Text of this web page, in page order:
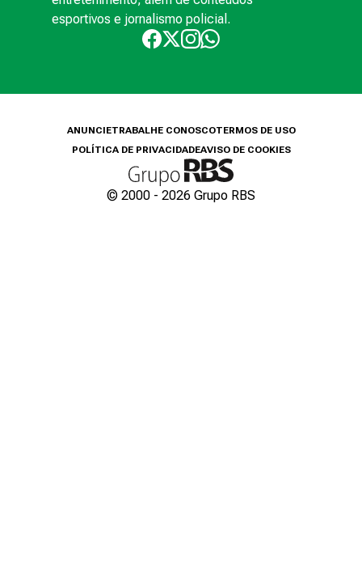
esportivos e jornalismo policial.
ANUNCIETRABALHE CONOSCOTERMOS DE USO
POLÍTICA DE PRIVACIDADEAVISO DE COOKIES
© 2000 - 2026 Grupo RBS